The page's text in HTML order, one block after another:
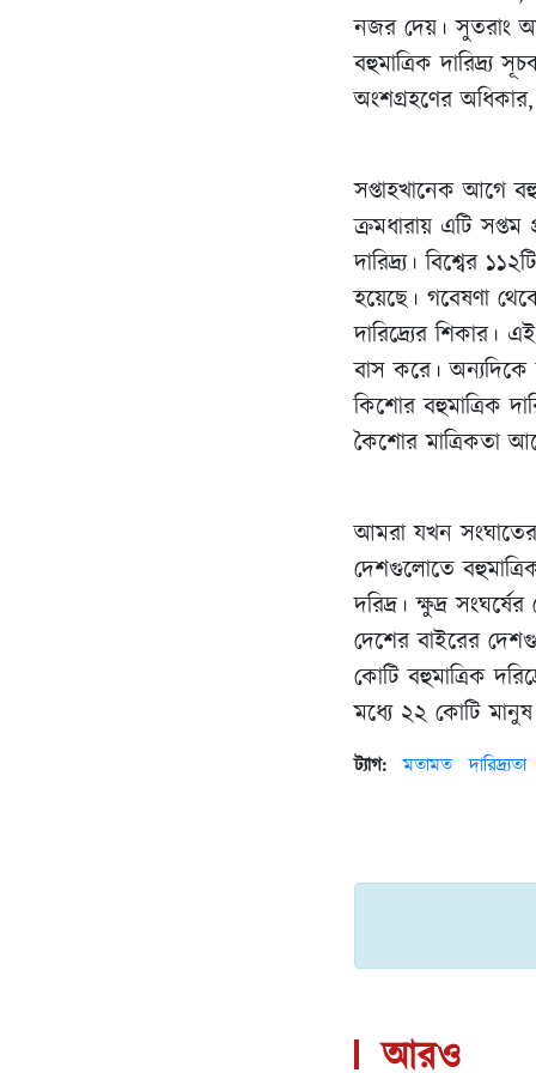
নজর দেয়। সুতরাং
বহুমাত্রিক
অংশগ্রহণের
সপ্তাহখানেক আগে
ক্রমধারায় এটি
দারিদ্র্য। বিশ্বের
হয়েছে। গবেষণা
দারিদ্র্যের শিকার।
বাস করে। অন্যদিকে
কিশোর বহুমাত্রিক
কৈশোর মাত্রিকতা
আমরা যখন সংঘাতের
দেশগুলোতে
দরিদ্র। ক্ষুদ্র
দেশের বাইরের
কোটি বহুমাত্রিক
মধ্যে ২২ কোটি
ট্যাগ: মতামত দারিদ্র্যতা
আরও